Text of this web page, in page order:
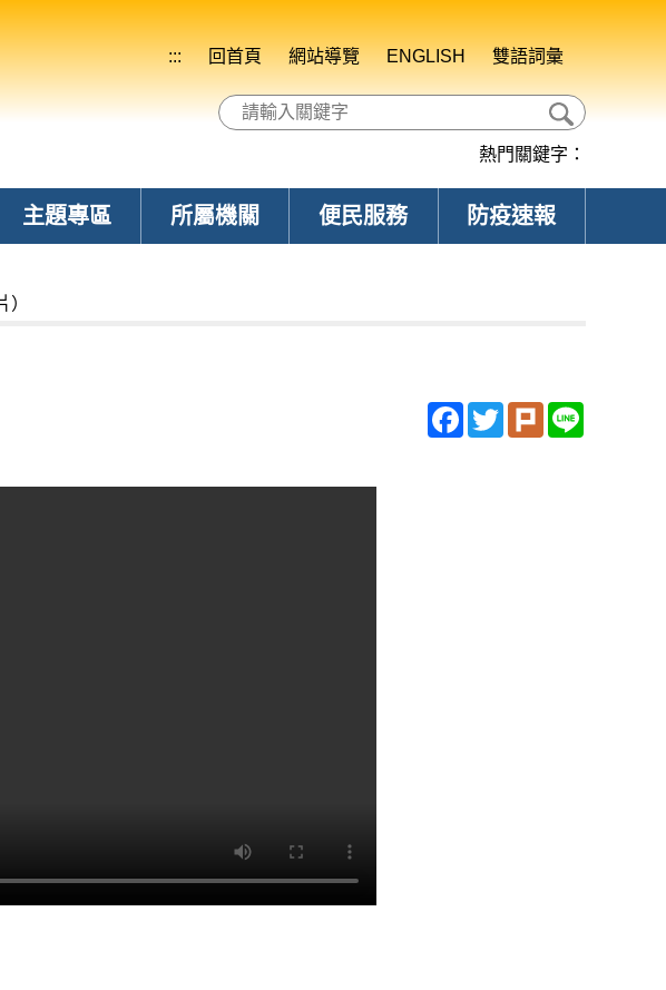
::: 回首頁 網站導覽 ENGLISH 雙語詞彙
熱門關鍵字：
主題專區 所屬機關 便民服務 防疫速報
Facebook
TwitterPlurk